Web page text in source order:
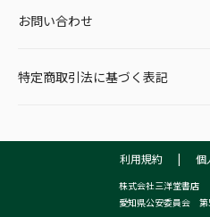
お問い合わせ
特定商取引法に基づく表記
利用規約 | 個
株式会社三洋堂書店
愛知県公安委員会